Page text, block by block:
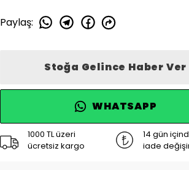
Paylaş:
Stoğa Gelince Haber Ver
WHATSAPP
1000 TL üzeri
ücretsiz kargo
14 gün
iade